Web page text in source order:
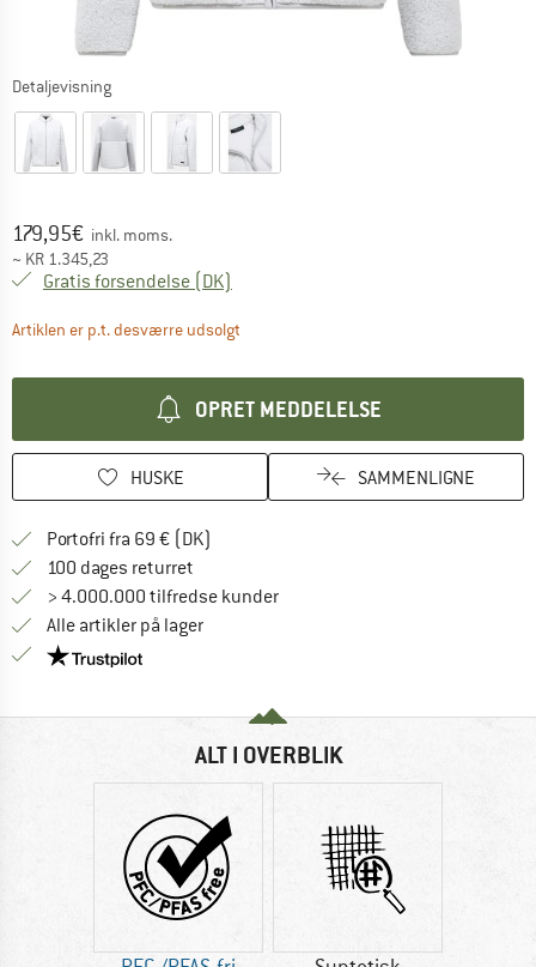
Detaljevisning
Pris:
179,95€ inkl. moms.
~ KR 1.345,23
Gratis forsendelse (DK)
Artiklen er p.t. desværre udsolgt
OPRET MEDDELELSE
HUSKE SAMMENLIGNE
Portofri fra 69 € (DK)
100 dages returret
> 4.000.000 tilfredse kunder
Alle artikler på lager
Vi er Trustpilot-certificeret - oplysningerne får du
ALT I OVERBLIK